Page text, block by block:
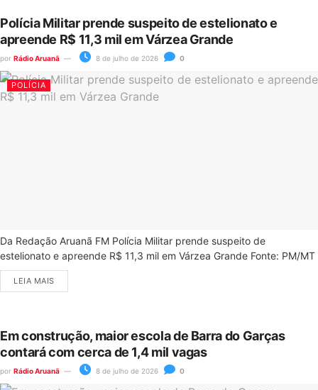
Polícia Militar prende suspeito de estelionato e
apreende R$ 11,3 mil em Várzea Grande
por Rádio Aruanã 8 de julho de 2026 0
POLÍCIA
Da Redação Aruanã FM Polícia Militar prende suspeito de
estelionato e apreende R$ 11,3 mil em Várzea Grande Fonte: PM/MT
LEIA MAIS
Em construção, maior escola de Barra do Garças
contará com cerca de 1,4 mil vagas
por Rádio Aruanã 8 de julho de 2026 0